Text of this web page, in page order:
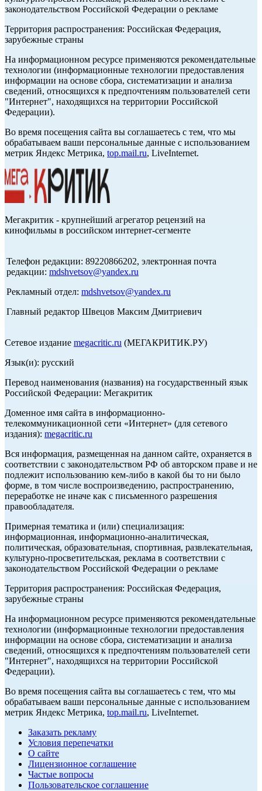
законодательством Российской Федерации о рекламе
Территория распространения: Российская Федерация,
зарубежные страны
На информационном ресурсе применяются рекомендательные
технологии (информационные технологии предоставления
информации на основе сбора, систематизации и анализа
сведений, относящихся к предпочтениям пользователей сети
"Интернет", находящихся на территории Российской
Федерации).
Во время посещения сайта вы соглашаетесь с тем, что мы
обрабатываем ваши персональные данные с использованием
метрик Яндекс Метрика, top.mail.ru, LiveInternet.
Мегакритик - крупнейший агрегатор рецензий на
кинофильмы в российском интернет-сегменте
Телефон редакции: 89220866202, электронная почта
редакции: mdshvetsov@yandex.ru
Рекламный отдел: mdshvetsov@yandex.ru
Главный редактор Швецов Максим Дмитриевич
Сетевое издание megacritic.ru (МЕГАКРИТИК.РУ)
Язык(и): русский
Перевод наименования (названия) на государственный язык
Российской Федерации: Мегакритик
Доменное имя сайта в информационно-
телекоммуникационной сети «Интернет» (для сетевого
издания): megacritic.ru
Вся информация, размещенная на данном сайте, охраняется в
соответствии с законодательством РФ об авторском праве и не
подлежит использованию кем-либо в какой бы то ни было
форме, в том числе воспроизведению, распространению,
переработке не иначе как с письменного разрешения
правообладателя.
Примерная тематика и (или) специализация:
информационная, информационно-аналитическая,
политическая, образовательная, спортивная, развлекательная,
культурно-просветительская, реклама в соответствии с
законодательством Российской Федерации о рекламе
Территория распространения: Российская Федерация,
зарубежные страны
На информационном ресурсе применяются рекомендательные
технологии (информационные технологии предоставления
информации на основе сбора, систематизации и анализа
сведений, относящихся к предпочтениям пользователей сети
"Интернет", находящихся на территории Российской
Федерации).
Во время посещения сайта вы соглашаетесь с тем, что мы
обрабатываем ваши персональные данные с использованием
метрик Яндекс Метрика, top.mail.ru, LiveInternet.
Заказать рекламу
Условия перепечатки
О сайте
Лицензионное соглашение
Частые вопросы
Пользовательское соглашение